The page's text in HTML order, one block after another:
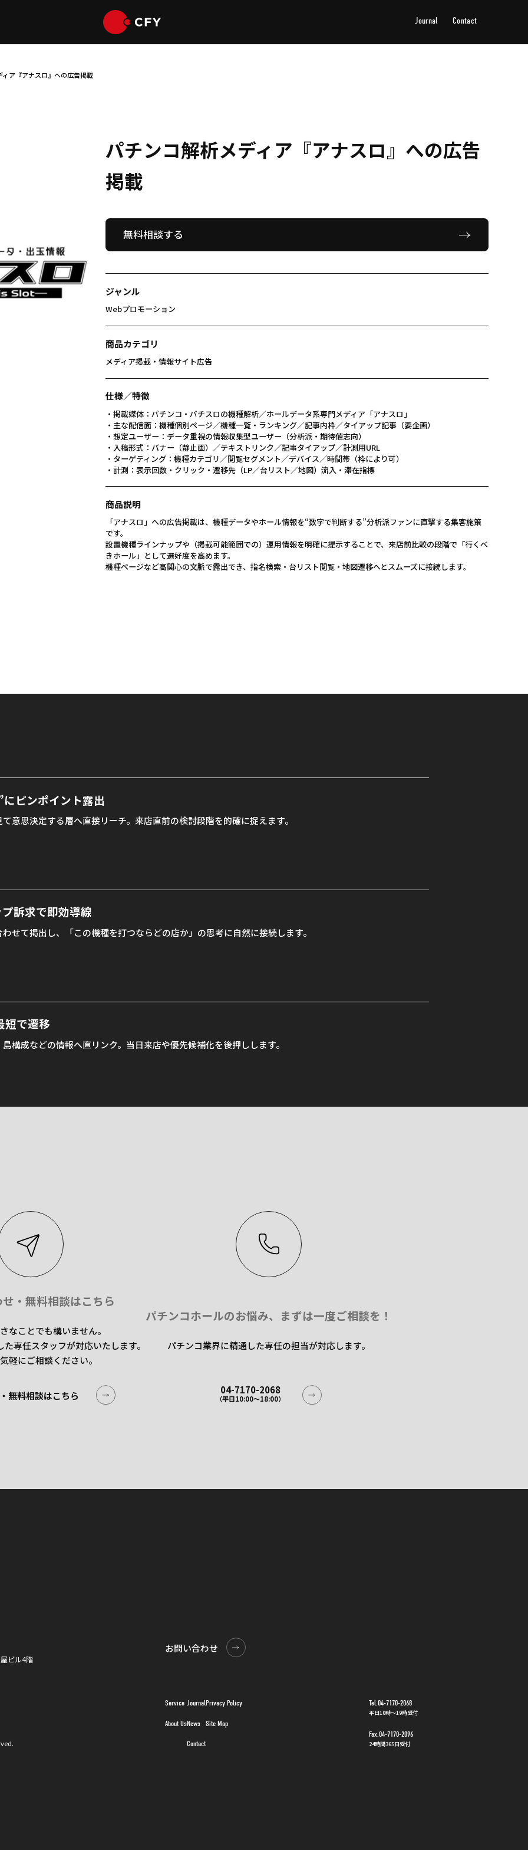
Journal Contact
ィア『アナスロ』への広告掲載
パチンコ解析メディア『アナスロ』への広告
掲載
無料相談する
ジャンル
Webプロモーション
商品カテゴリ
メディア掲載・情報サイト広告
仕様／特徴
・掲載媒体：パチンコ・パチスロの機種解析／ホールデータ系専門メディア「アナスロ」
・主な配信面：機種個別ページ／機種一覧・ランキング／記事内枠／タイアップ記事（要企画）
・想定ユーザー：データ重視の情報収集型ユーザー（分析派・期待値志向）
・入稿形式：バナー（静止画）／テキストリンク／記事タイアップ／計測用URL
・ターゲティング：機種カテゴリ／閲覧セグメント／デバイス／時間帯（枠により可）
・計測：表示回数・クリック・遷移先（LP／台リスト／地図）流入・滞在指標
商品説明
「アナスロ」への広告掲載は、機種データやホール情報を“数字で判断する”分析派ファンに直撃する集客施策
です。
設置機種ラインナップや（掲載可能範囲での）運用情報を明確に提示することで、来店前比較の段階で「行くべ
きホール」として選好度を高めます。
機種ページなど高関心の文脈で露出でき、指名検索・台リスト閲覧・地図遷移へとスムーズに接続します。
ピンポイント露出
意思決定する層へ直接リーチ。来店直前の検討段階を的確に捉えます。
訴求で即効導線
せて掲出し、「この機種を打つならどの店か」の思考に自然に接続します。
短で遷移
構成などの情報へ直リンク。当日来店や優先候補化を後押しします。
・無料相談はこちら
なことでも構いません。
専任スタッフが対応いたします。
軽にご相談ください。
無料相談はこちら
無料相談はこちら
パチンコホールのお悩み、 まずは一度ご相談を！
パチンコ業界に精通した専任の担当が対応します。
04-7170-2068
（平日10:00〜18:00）
04-7170-2068
ビル4階
お問い合わせ
お問い合わせ
Service
About Us
Journal
News
Contact
Privacy Policy
Site Map
Tel.04-7170-2068
平日10時〜19時受付
Fax.04-7170-2096
24時間365日受付